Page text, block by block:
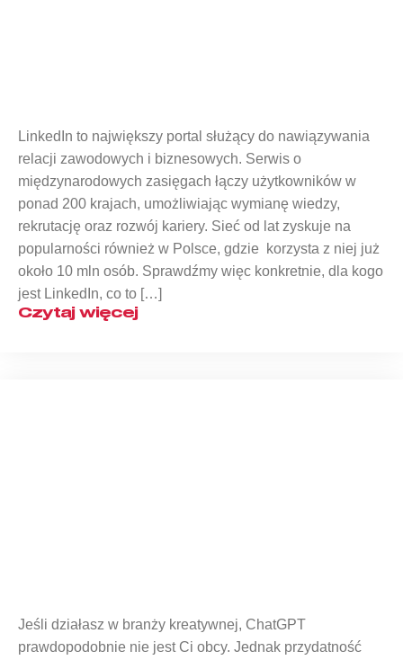
LinkedIn to największy portal służący do nawiązywania
relacji zawodowych i biznesowych. Serwis o
międzynarodowych zasięgach łączy użytkowników w
ponad 200 krajach, umożliwiając wymianę wiedzy,
rekrutację oraz rozwój kariery. Sieć od lat zyskuje na
popularności również w Polsce, gdzie korzysta z niej już
około 10 mln osób. Sprawdźmy więc konkretnie, dla kogo
jest LinkedIn, co to […]
Czytaj więcej
Jeśli działasz w branży kreatywnej, ChatGPT
prawdopodobnie nie jest Ci obcy. Jednak przydatność